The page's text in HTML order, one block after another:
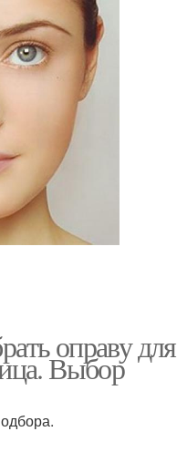
оправу для
Выбор